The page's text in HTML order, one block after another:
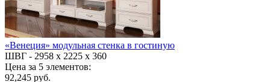
«Венеция» модульная стенка в гостиную
ШВГ - 2958 х 2225 х 360
Цена за 5 элементов:
92,245 руб.